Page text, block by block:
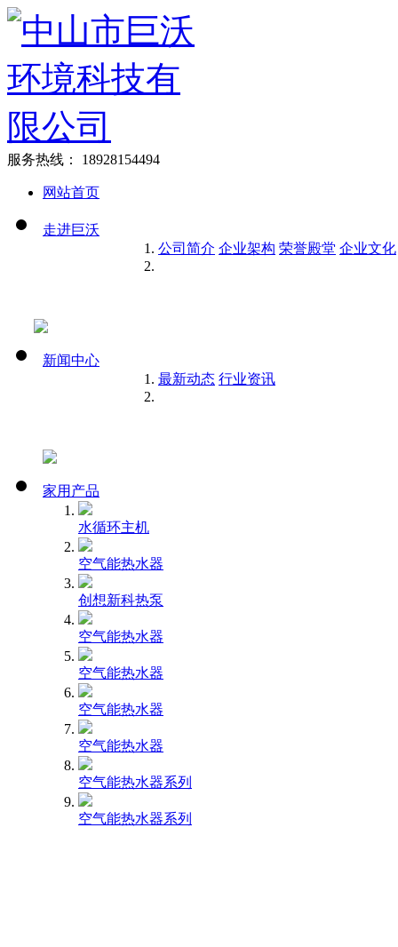
服务热线： 18928154494
网站首页
走进巨沃
公司简介 企业架构 荣誉殿堂 企业文化
新闻中心
最新动态 行业资讯
家用产品
水循环主机
空气能热水器
创想新科热泵
空气能热水器
空气能热水器
空气能热水器
空气能热水器
空气能热水器系列
空气能热水器系列